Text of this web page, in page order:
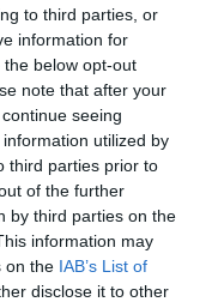
to third parties, or
information for
below opt-out
note that after your
seeing
utilized by
third parties prior to
of the further
by third parties on the
information may
on the IAB’s List of
disclose it to other
Redacción
de Sistema Nervioso
de Metilfenidato
18 mg, 36 mg y 54 mg
de 30
prolongada EFG.
para el
de atención
(TDA-TDAH)